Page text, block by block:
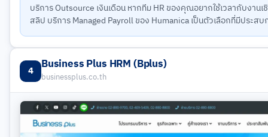
บริการ Outsource เงินเดือน หากทีม HR ของคุณอยากใช้เวลากับงาน
สลิป บริการ Managed Payroll ของ Humanica เป็นตัวเลือกที่มีประส
4 Business Plus HRM (Bplus)
businessplus.co.th